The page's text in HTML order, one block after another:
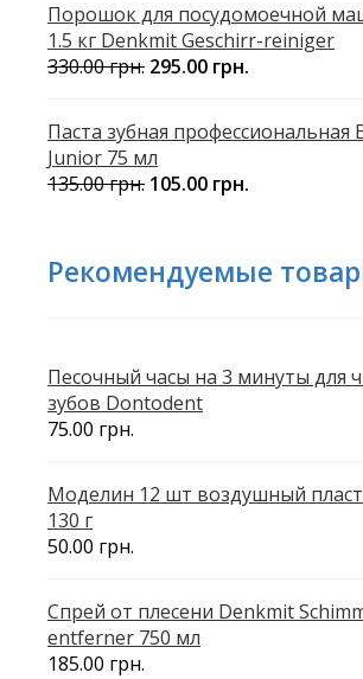
Порошок для посудомоечной
1.5 кг Denkmit Geschirr-reiniger
330.00грн. 295.00 грн.
Паста зубная профессиональная
Junior 75 мл
135.00грн. 105.00 грн.
Рекомендуемые
Песочный часы на 3 минуты для
зубов Dontodent
75.00 грн.
Моделин 12 шт воздушный
130 г
50.00 грн.
Спрей от плесени Denkmit
entferner 750 мл
185.00 грн.